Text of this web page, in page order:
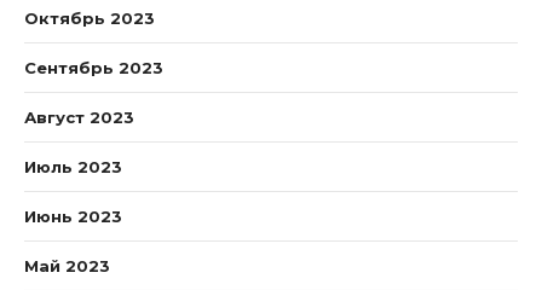
Октябрь 2023
Сентябрь 2023
Август 2023
Июль 2023
Июнь 2023
Май 2023